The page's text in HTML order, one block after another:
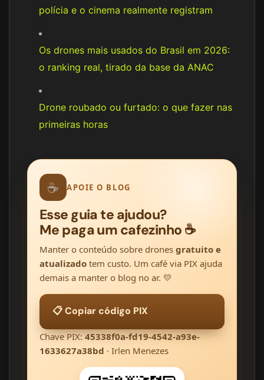
polícia e o cinema realmente registram
Os drones mais usados do Brasil em 2026:
o ranking real, tirado da base da ANAC
Drone roubado ou furtado: o que fazer nas
primeiras horas
☕ APOIE O BLOG
Esse guia te ajudou?
Me paga um cafezinho ☕
Manter o conteúdo sobre drones gratuito e
atualizado tem custo. Um café via PIX ajuda
demais a manter o blog no ar. 💛
📋 Copiar código PIX
Chave PIX:45338f0a-fd19-4542-a93e-
1633627a38bd · Irlen Menezes